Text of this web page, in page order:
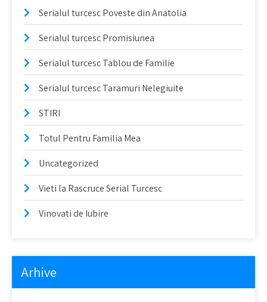
Serialul turcesc Poveste din Anatolia
Serialul turcesc Promisiunea
Serialul turcesc Tablou de Familie
Serialul turcesc Taramuri Nelegiuite
STIRI
Totul Pentru Familia Mea
Uncategorized
Vieti la Rascruce Serial Turcesc
Vinovati de Iubire
Arhive